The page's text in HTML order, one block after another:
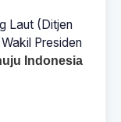
Laut (Ditjen
Presiden
Indonesia